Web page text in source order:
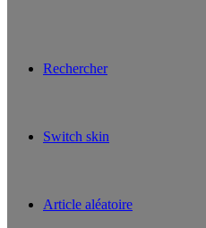
Rechercher
Switch skin
Article aléatoire